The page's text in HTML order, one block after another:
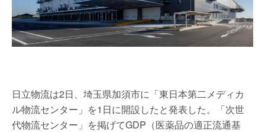
日立物流は2日、埼玉県加須市に「東日本第二メディカ
ル物流センター」を1日に開設したと発表した。「次世
代物流センター」を掲げてGDP（医薬品の適正流通基